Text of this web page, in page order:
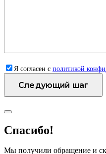
Я согласен с политикой
Спасибо!
Мы получили обращение и